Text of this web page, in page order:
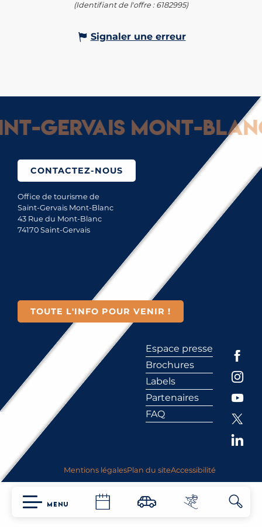
MENU
(Identifiant de l'offre : 6182995)
Signaler une erreur
Gervais Mont-Blanc
CONTACTEZ-NOUS
Office de tourisme de
Saint-Gervais Mont-Blanc
43 Rue du Mont-Blanc
74170 Saint-Gervais
TOUTE L'INFO POUR VENIR !
Espace presse
Brochures
Labels
Partenaires
FAQ
Mentions légalesPlan du siteAccessibilité